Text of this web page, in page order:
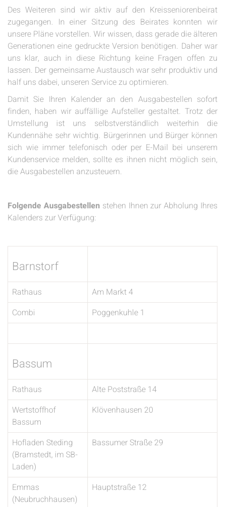
Des Weiteren sind wir aktiv auf den Kreisseniorenbeirat
zugegangen. In einer Sitzung des Beirates konnten wir
unsere Pläne vorstellen. Wir wissen, dass gerade die älteren
Generationen eine gedruckte Version benötigen. Daher war
uns klar, auch in diese Richtung keine Fragen offen zu
lassen. Der gemeinsame Austausch war sehr produktiv und
half uns dabei, unseren Service zu optimieren.
Damit Sie Ihren Kalender an den Ausgabestellen sofort
finden, haben wir auffällige Aufsteller gestaltet. Trotz der
Umstellung ist uns selbstverständlich weiterhin die
Kundennähe sehr wichtig. Bürgerinnen und Bürger können
sich wie immer telefonisch oder per E-Mail bei unserem
Kundenservice melden, sollte es ihnen nicht möglich sein,
die Ausgabestellen anzusteuern.
Folgende Ausgabestellen stehen Ihnen zur Abholung Ihres
Kalenders zur Verfügung:
Barnstorf
Rathaus
Am Markt 4
Combi
Poggenkuhle 1
Bassum
Rathaus
Alte Poststraße 14
Wertstoffhof
Bassum
Klövenhausen 20
Hofladen Steding
(Bramstedt, im SB-
Laden)
Bassumer Straße 29
Emmas
(Neubruchhausen)
Hauptstraße 12